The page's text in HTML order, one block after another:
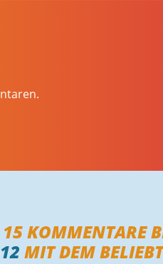
15KOMMENTARE
MIT DEM